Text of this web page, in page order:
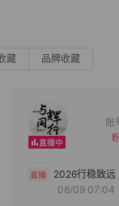
藏 品牌收藏
2026行稳致远
08/09 07:04